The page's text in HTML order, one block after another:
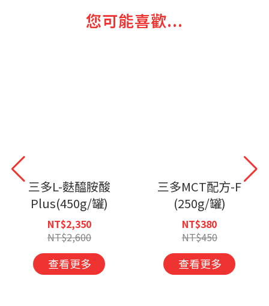
您可能喜歡...
三多L-麩醯胺酸
Plus(450g/罐)
NT$2,350
NT$2,600
查看更多
三多MCT配方-F
(250g/罐)
NT$380
NT$450
查看更多